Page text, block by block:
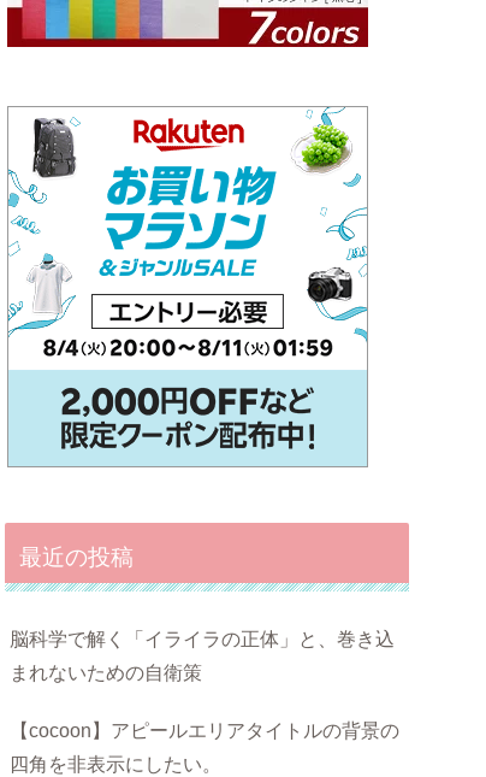
最近の投稿
脳科学で解く「イライラの正体」と、巻き込
まれないための自衛策
【cocoon】アピールエリアタイトルの背景の
四角を非表示にしたい。